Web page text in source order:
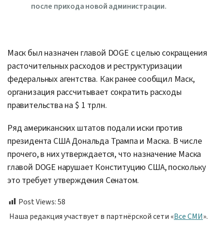
после прихода новой администрации.
Маск был назначен главой DOGE с целью сокращения
расточительных расходов и реструктуризации
федеральных агентства. Как ранее сообщил Маск,
организация рассчитывает сократить расходы
правительства на $ 1 трлн.
Ряд американских штатов подали иски против
президента США Дональда Трампа и Маска. В числе
прочего, в них утверждается, что назначение Маска
главой DOGE нарушает Конституцию США, поскольку
это требует утверждения Сенатом.
Post Views:58
Наша редакция участвует в партнёрской сети «Все СМИ».